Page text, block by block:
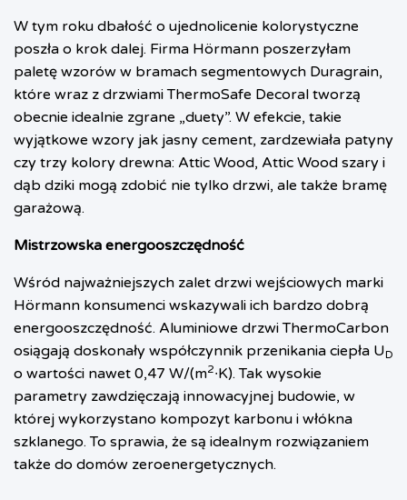
W tym roku dbałość o ujednolicenie kolorystyczne
poszła o krok dalej. Firma Hörmann poszerzyłam
paletę wzorów w bramach segmentowych Duragrain,
które wraz z drzwiami ThermoSafe Decoral tworzą
obecnie idealnie zgrane „duety”. W efekcie, takie
wyjątkowe wzory jak jasny cement, zardzewiała patyny
czy trzy kolory drewna: Attic Wood, Attic Wood szary i
dąb dziki mogą zdobić nie tylko drzwi, ale także bramę
garażową.
Mistrzowska energooszczędność
Wśród najważniejszych zalet drzwi wejściowych marki
Hörmann konsumenci wskazywali ich bardzo dobrą
energooszczędność. Aluminiowe drzwi ThermoCarbon
osiągają doskonały współczynnik przenikania ciepła UD
o wartości nawet 0,47 W/(m2∙K). Tak wysokie
parametry zawdzięczają innowacyjnej budowie, w
której wykorzystano kompozyt karbonu i włókna
szklanego. To sprawia, że są idealnym rozwiązaniem
także do domów zeroenergetycznych.